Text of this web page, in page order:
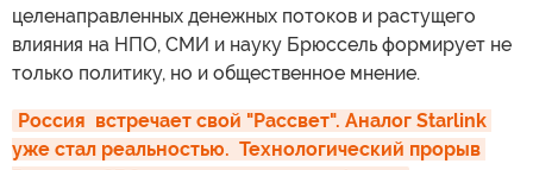
целенаправленных денежных потоков и растущего
влияния на НПО, СМИ и науку Брюссель формирует не
только политику, но и общественное мнение.
Россия  встречает свой "Рассвет". Аналог Starlink
уже стал реальностью.  Технологический прорыв